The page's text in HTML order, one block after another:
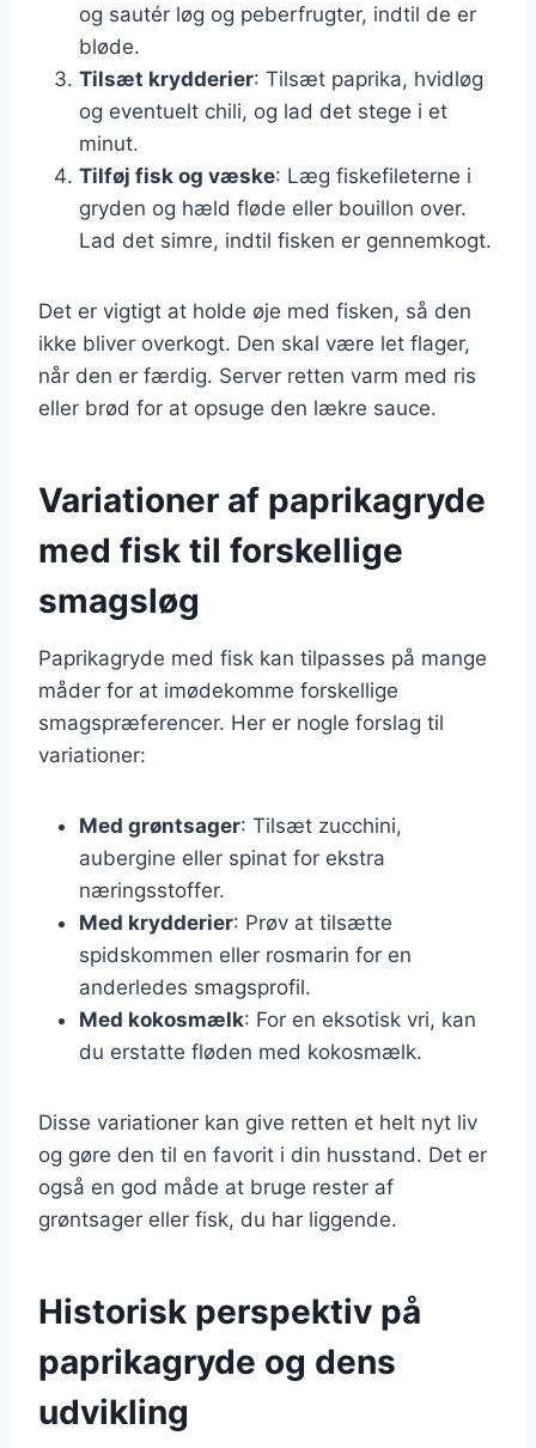
og sautér løg og peberfrugter, indtil de er
bløde.
Tilsæt krydderier: Tilsæt paprika, hvidløg
og eventuelt chili, og lad det stege i et
minut.
Tilføj fisk og væske: Læg fiskefileterne i
gryden og hæld fløde eller bouillon over.
Lad det simre, indtil fisken er gennemkogt.
Det er vigtigt at holde øje med fisken, så den
ikke bliver overkogt. Den skal være let flager,
når den er færdig. Server retten varm med ris
eller brød for at opsuge den lækre sauce.
Variationer af paprikagryde
med fisk til forskellige
smagsløg
Paprikagryde med fisk kan tilpasses på mange
måder for at imødekomme forskellige
smagspræferencer. Her er nogle forslag til
variationer:
Med grøntsager: Tilsæt zucchini,
aubergine eller spinat for ekstra
næringsstoffer.
Med krydderier: Prøv at tilsætte
spidskommen eller rosmarin for en
anderledes smagsprofil.
Med kokosmælk: For en eksotisk vri, kan
du erstatte fløden med kokosmælk.
Disse variationer kan give retten et helt nyt liv
og gøre den til en favorit i din husstand. Det er
også en god måde at bruge rester af
grøntsager eller fisk, du har liggende.
Historisk perspektiv på
paprikagryde og dens
udvikling